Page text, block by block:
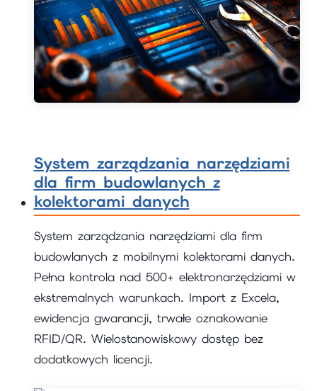
System zarządzania narzędziami
dla firm budowlanych z
kolektorami danych
System zarządzania narzędziami dla firm
budowlanych z mobilnymi kolektorami danych.
Pełna kontrola nad 500+ elektronarzędziami w
ekstremalnych warunkach. Import z Excela,
ewidencja gwarancji, trwałe oznakowanie
RFID/QR. Wielostanowiskowy dostęp bez
dodatkowych licencji.